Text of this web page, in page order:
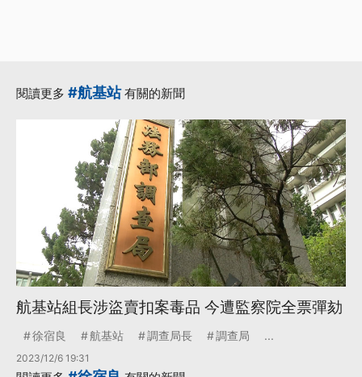
閱讀更多 #航基站有關的新聞
航基站組長涉盜賣扣案毒品 今遭監察院全票彈劾
徐宿良 航基站 調查局長 調查局 ...
2023/12/6 19:31